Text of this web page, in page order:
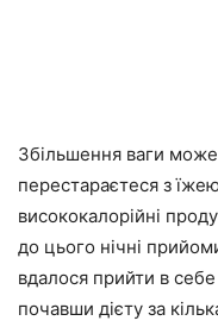
Збільшення ваги
перестараєтеся з
висококалорійні
до цього нічні
вдалося прийти в
почавши дієту за